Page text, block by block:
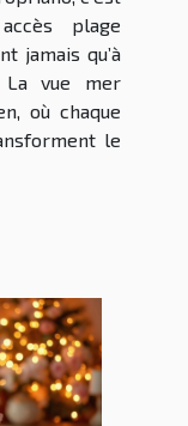
plage
jamais qu’à
vue mer
où chaque
le